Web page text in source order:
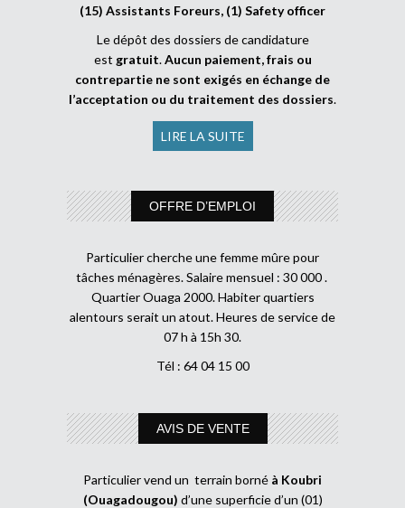
(15) Assistants Foreurs, (1) Safety officer
Le dépôt des dossiers de candidature
est gratuit.Aucun paiement, frais ou
contrepartie ne sont exigés en échange de
l’acceptation ou du traitement des dossiers.
LIRE LA SUITE
OFFRE D’EMPLOI
Particulier cherche une femme mûre pour
tâches ménagères. Salaire mensuel : 30 000 .
Quartier Ouaga 2000. Habiter quartiers
alentours serait un atout. Heures de service de
07 h à 15h 30.
Tél : 64 04 15 00
AVIS DE VENTE
Particulier vend un terrain borné à Koubri
(Ouagadougou) d’une superficie d’un (01)